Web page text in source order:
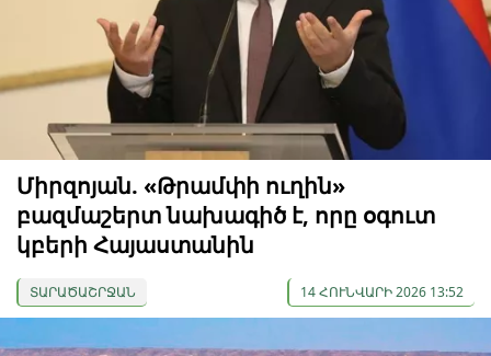
Միրզոյան. «Թրամփի ուղին»
բազմաշերտ նախագիծ է, որը օգուտ
կբերի Հայաստանին
ՏԱՐԱԾԱՇՐՋԱՆ 14 ՀՈՒՆՎԱՐԻ 2026 13:52